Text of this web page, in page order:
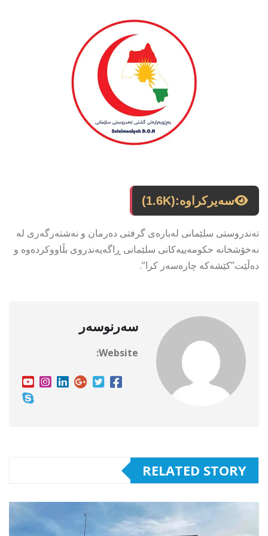
سەیرکراوە:(1.6K)
تەندروستی سلێمانی لەبارەی گرفتی دەرمان و نەشتەرگەری لە
نەخۆشخانە حکومەییەکانی سلێمانی ڕاگەیەندروی بڵاووکردەوە و
دەڵێت”کێشەکە چارەسەر کرا”.
سەرنوسەر
Website:
RELATED STORY